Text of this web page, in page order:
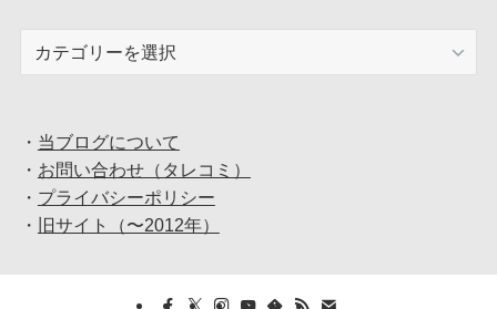
・ 当ブログについて
・ お問い合わせ（タレコミ）
・ プライバシーポリシー
・
旧サイト（〜2012年）